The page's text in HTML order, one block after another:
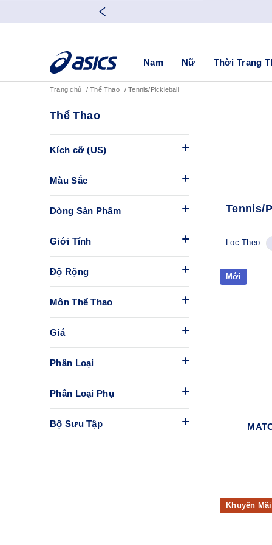
Nam Nữ Thời Trang
Trang chủ Thể Thao Tennis/Pickleball
Thể Thao
Kích cỡ (US)
Màu Sắc
Dòng Sản Phẩm
Giới Tính
Độ Rộng
Môn Thể Thao
Giá
Phân Loại
Phân Loại Phụ
Bộ Sưu Tập
Tennis/
Lọc Theo
Mới
Khuyến Mãi